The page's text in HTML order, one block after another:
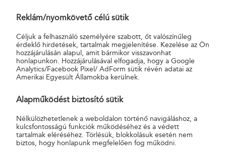
Reklám/nyomkövető célú sütik
Céljuk a felhasználó személyére szabott, őt valószínűleg
érdeklő hirdetések, tartalmak megjelenítése. Kezelése az Ön
hozzájárulásán alapul, amit bármikor visszavonhat
honlapunkon. Hozzájárulásával elfogadja, hogy a Google
Analytics/Facebook Pixel/ AdForm sütik révén adatai az
Amerikai Egyesült Államokba kerülnek.
Alapműködést biztosító sütik
Nélkülözhetetlenek a weboldalon történő navigáláshoz, a
kulcsfontosságú funkciók működéséhez és a védett
tartalmak eléréséhez. Törlésük, blokkolásuk esetén nem
biztos, hogy honlapunk megfelelően fog működni.
MBH Bank akciók
Lejárt akciók
HASZNOS